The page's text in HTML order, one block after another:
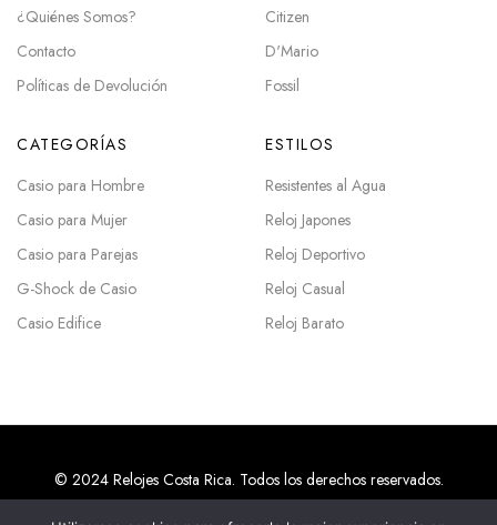
¿Quiénes Somos?
Contacto
Políticas de Devolución
Citizen
D'Mario
Fossil
CATEGORÍAS
Casio para Hombre
Casio para Mujer
Casio para Parejas
G-Shock de Casio
Casio Edifice
ESTILOS
Resistentes al Agua
Reloj Japones
Reloj Deportivo
Reloj Casual
Reloj Barato
© 2024 Relojes Costa Rica. Todos los derechos reservados.